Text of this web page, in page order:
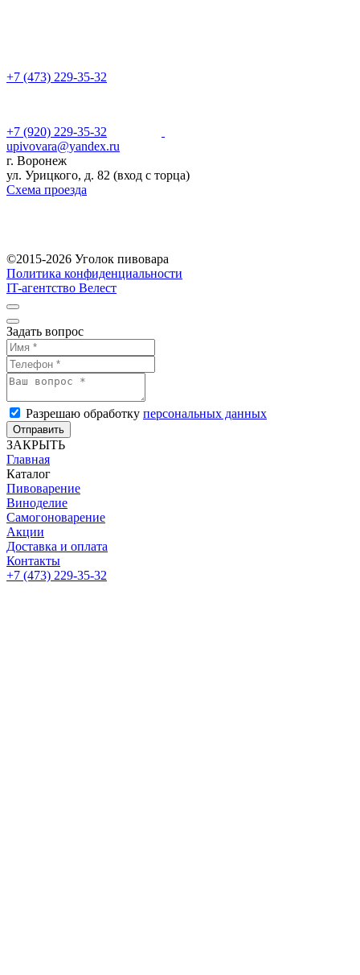
+7 (473) 229-35-32
+7 (920) 229-35-32
upivovara@yandex.ru
г. Воронеж
ул. Урицкого, д. 82 (вход с торца)
Схема проезда
©2015-2026 Уголок пивовара
Политика конфиденциальности
IT-агентство Велест
Задать вопрос
Разрешаю обработку персональных данных
Отправить
ЗАКРЫТЬ
Главная
Каталог
Пивоварение
Виноделие
Самогоноварение
Акции
Доставка и оплата
Контакты
+7 (473) 229-35-32